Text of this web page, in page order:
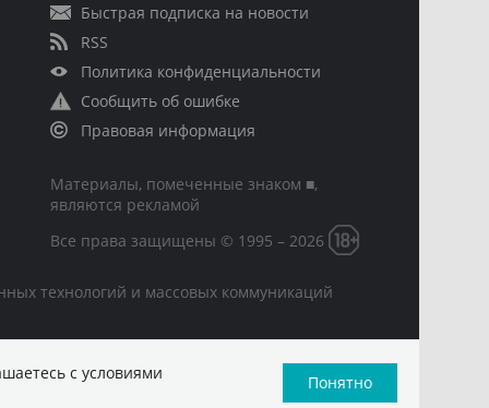
Быстрая подписка на новости
RSS
Политика конфиденциальности
Сообщить об ошибке
Правовая информация
Материалы, помеченные знаком ■,
являются рекламой
Все права защищены © 1995 – 2026
технологий и массовых коммуникаций
с условиями Понятно